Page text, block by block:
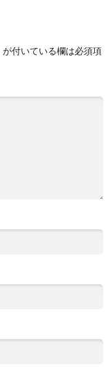
が付いている欄は必須項